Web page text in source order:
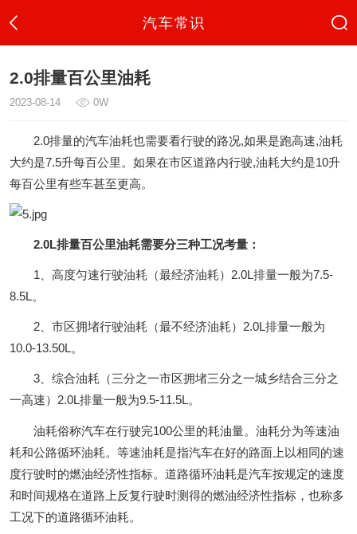
汽车常识
2.0排量百公里油耗
2023-08-14 0W
2.0排量的汽车油耗也需要看行驶的路况,如果是跑高速,油耗
大约是7.5升每百公里。如果在市区道路内行驶,油耗大约是10升
每百公里有些车甚至更高。
2.0L排量百公里油耗需要分三种工况考量：
1、高度匀速行驶油耗（最经济油耗）2.0L排量一般为7.5-
8.5L。
2、市区拥堵行驶油耗（最不经济油耗）2.0L排量一般为
10.0-13.50L。
3、综合油耗（三分之一市区拥堵三分之一城乡结合三分之
一高速）2.0L排量一般为9.5-11.5L。
油耗俗称汽车在行驶完100公里的耗油量。油耗分为等速油
耗和公路循环油耗。等速油耗是指汽车在好的路面上以相同的速
度行驶时的燃油经济性指标。道路循环油耗是汽车按规定的速度
和时间规格在道路上反复行驶时测得的燃油经济性指标，也称多
工况下的道路循环油耗。